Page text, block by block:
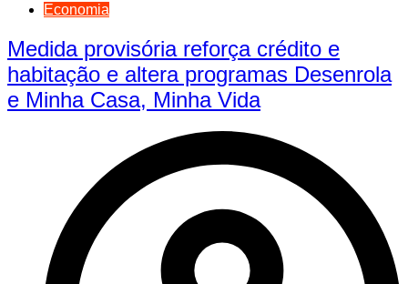
Economia
Medida provisória reforça crédito e
habitação e altera programas Desenrola
e Minha Casa, Minha Vida